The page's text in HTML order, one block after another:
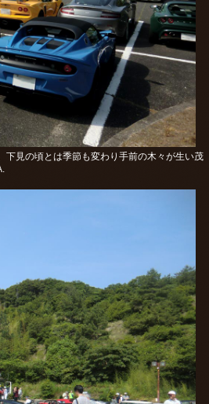
下見の頃とは季節も変わり手前の木々が生い茂